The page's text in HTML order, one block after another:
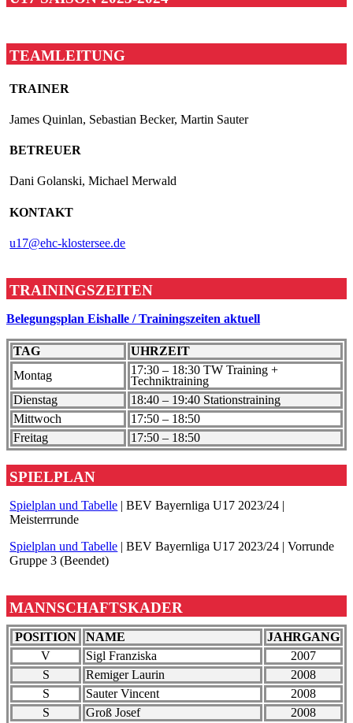
TEAMLEITUNG
TRAINER
James Quinlan, Sebastian Becker, Martin Sauter
BETREUER
Dani Golanski, Michael Merwald
KONTAKT
u17@ehc-klostersee.de
TRAININGSZEITEN
Belegungsplan Eishalle / Trainingszeiten aktuell
TAG
UHRZEIT
Montag
17:30 – 18:30 TW Training +
Techniktraining
Dienstag
18:40 – 19:40 Stationstraining
Mittwoch
17:50 – 18:50
Freitag
17:50 – 18:50
SPIELPLAN
Spielplan und Tabelle | BEV Bayernliga U17 2023/24 |
Meisterrrunde
Spielplan und Tabelle | BEV Bayernliga U17 2023/24 | Vorrunde
Gruppe 3 (Beendet)
MANNSCHAFTSKADER
POSITION NAME
JAHRGANG
V
Sigl Franziska
2007
S
Remiger Laurin
2008
S
Sauter Vincent
2008
S
Groß Josef
2008